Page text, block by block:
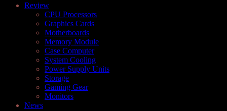
Review
CPU Processors
Graphics Cards
Motherboards
Memory Module
Case Computer
System Cooling
Power Supply Units
Storage
Gaming Gear
Monitors
News